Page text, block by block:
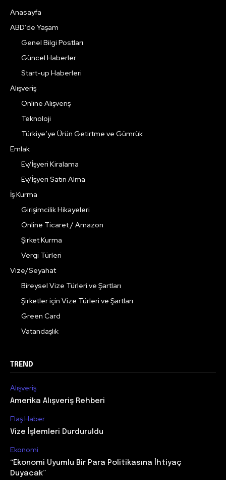
Anasayfa
ABD’de Yaşam
Genel Bilgi Postları
Güncel Haberler
Start-up Haberleri
Alışveriş
Online Alışveriş
Teknoloji
Türkiye’ye Ürün Getirtme ve Gümrük
Emlak
Ev/İşyeri Kiralama
Ev/İşyeri Satın Alma
İş Kurma
Girişimcilik Hikayeleri
Online Ticaret / Amazon
Şirket Kurma
Vergi Türleri
Vize/Seyahat
Bireysel Vize Türleri ve Şartları
Şirketler için Vize Türleri ve Şartları
Green Card
Vatandaşlık
TREND
Alışveriş
Amerika Alışveriş Rehberi
Flaş Haber
Vize İşlemleri Durduruldu
Ekonomi
“Ekonomi Uyumlu Bir Para Politikasına İhtiyaç
Duyacak”